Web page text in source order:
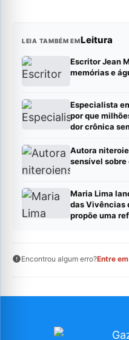
LEIA TAMBÉM EMLeitura
Escritor Jean
memórias e
Especialista
por que
dor crônica
Autora
sensível
Maria Lima
das Vivências
propõe uma
Encontrou algum erro?Entre